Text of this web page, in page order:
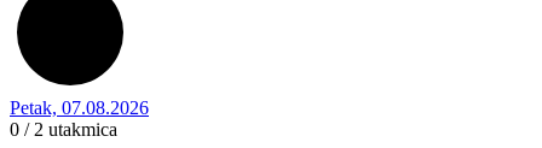
Petak, 07.08.2026
0 / 2 utakmica